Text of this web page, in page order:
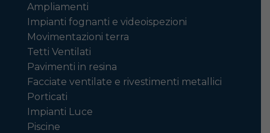
Ampliamenti
Impianti fognanti e videoispezioni
Movimentazioni terra
Tetti Ventilati
Pavimenti in resina
Facciate ventilate e rivestimenti metallici
Porticati
Impianti Luce
Piscine